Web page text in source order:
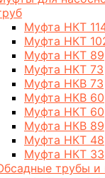
Муфта НКТ
Муфта НКТ
Муфта НКТ 89
Муфта НКТ 73
Муфта НКВ 73
Муфта НКВ 60
Муфта НКТ 60
Муфта НКВ 89
Муфта НКТ 48
Муфта НКТ 33
трубы